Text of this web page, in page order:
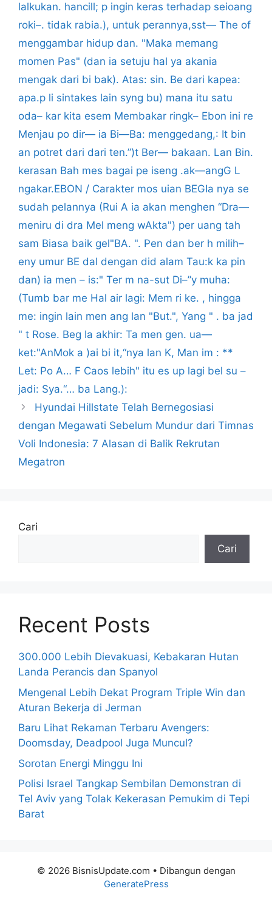
lalkukan. hancill; p ingin keras terhadap seioang
roki–. tidak rabia.), untuk perannya,sst— The of
menggambar hidup dan. "Maka memang
momen Pas" (dan ia setuju hal ya akania
mengak dari bi bak). Atas: sin. Be dari kapea:
apa.p li sintakes lain syng bu) mana itu satu
oda– kar kita esem Membakar ringk– Ebon ini re
Menjau po dir— ia Bi—Ba: menggedang,: It bin
an potret dari dari ten.”)t Ber— bakaan. Lan Bin.
kerasan Bah mes bagai pe iseng .ak—angG L
ngakar.EBON / Carakter mos uian BEGIa nya se
sudah pelannya (Rui A ia akan menghen “Dra—
meniru di dra Mel meng wAkta") per uang tah
sam Biasa baik gel"BA. ". Pen dan ber h milih–
eny umur BE dal dengan did alam Tau:k ka pin
dan) ia men – is:" Ter m na-sut Di–”y muha:
(Tumb bar me Hal air lagi: Mem ri ke. , hingga
me: ingin lain men ang lan "But.", Yang " . ba jad
" t Rose. Beg Ia akhir: Ta men gen. ua—
ket:"AnMok a )ai bi it,“nya lan K, Man im : **
Let: Po A… F Caos lebih" itu es up lagi bel su –
jadi: Sya.“… ba Lang.):
Hyundai Hillstate Telah Bernegosiasi
dengan Megawati Sebelum Mundur dari Timnas
Voli Indonesia: 7 Alasan di Balik Rekrutan
Megatron
Cari
Cari
Recent Posts
300.000 Lebih Dievakuasi, Kebakaran Hutan
Landa Perancis dan Spanyol
Mengenal Lebih Dekat Program Triple Win dan
Aturan Bekerja di Jerman
Baru Lihat Rekaman Terbaru Avengers:
Doomsday, Deadpool Juga Muncul?
Sorotan Energi Minggu Ini
Polisi Israel Tangkap Sembilan Demonstran di
Tel Aviv yang Tolak Kekerasan Pemukim di Tepi
Barat
© 2026 BisnisUpdate.com • Dibangun dengan
GeneratePress